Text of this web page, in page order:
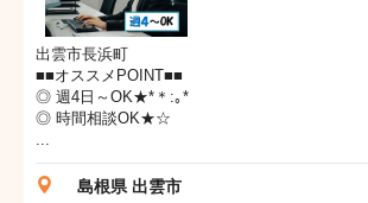
出雲市長浜町
■■オススメPOINT■■
◎ 週4日～OK★*＊:｡*
◎ 時間相談OK★☆
...
島根県 出雲市